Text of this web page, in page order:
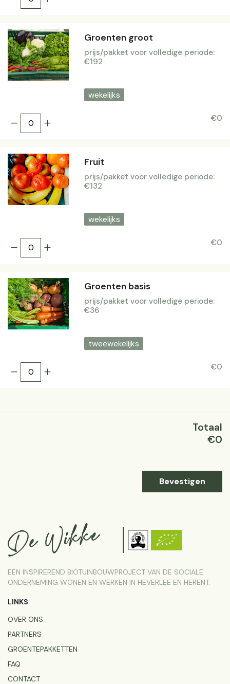
Groenten groot
prijs/pakket voor volledige periode:
€192
wekelijks
€0
Fruit
prijs/pakket voor volledige periode:
€132
wekelijks
€0
Groenten basis
prijs/pakket voor volledige periode:
€36
tweewekelijks
€0
Totaal
€0
Bevestigen
EEN INSPIREREND BIOTUINBOUWPROJECT VAN DE SOCIALE
ONDERNEMING WONEN EN WERKEN IN HEVERLEE EN HERENT.
LINKS
OVER ONS
PARTNERS
GROENTEPAKKETTEN
FAQ
CONTACT